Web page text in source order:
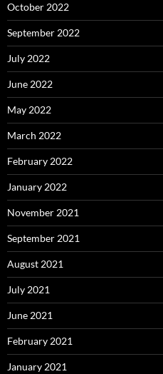
October 2022
September 2022
July 2022
June 2022
May 2022
March 2022
February 2022
January 2022
November 2021
September 2021
August 2021
July 2021
June 2021
February 2021
January 2021